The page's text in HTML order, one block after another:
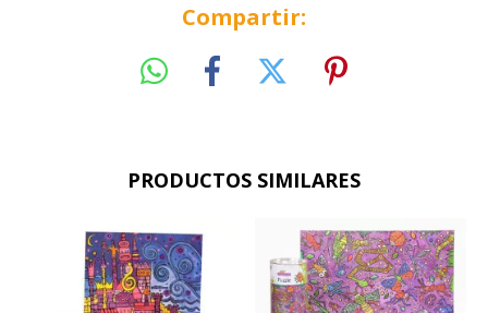
Compartir:
PRODUCTOS SIMILARES